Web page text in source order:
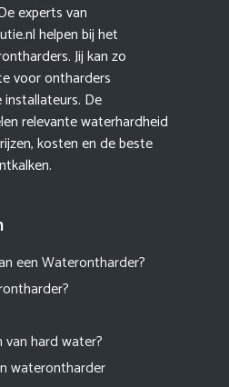
experts van
helpen bij het
Jij kan zo
voor ontharders
installateurs. De
relevante waterhardheid
kosten en de beste
een Waterontharder?
hard water?
waterontharder